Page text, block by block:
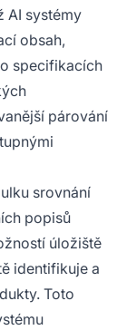
AI systémy
obsah,
specifikacích
párování
srovnání
popisů
úložiště
identifikuje a
Toto